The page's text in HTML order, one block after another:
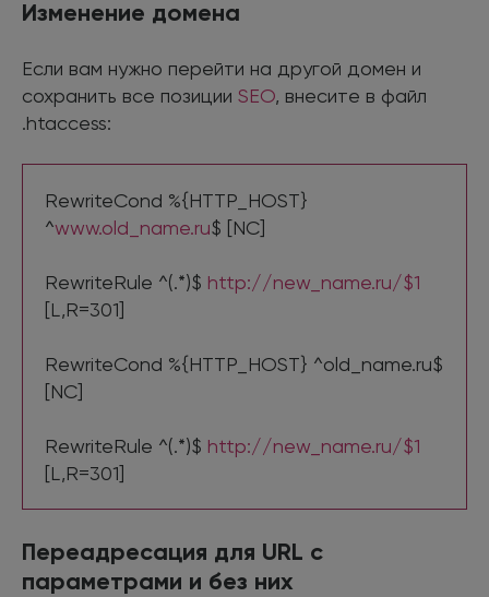
Изменение домена
Если вам нужно перейти на другой домен и
сохранить все позиции SEO, внесите в файл
.htaccess:
RewriteCond %{HTTP_HOST}
^www.old_name.ru$ [NC]
RewriteRule ^(.*)$ http://new_name.ru/$1
[L,R=301]
RewriteCond %{HTTP_HOST} ^old_name.ru$
[NC]
RewriteRule ^(.*)$ http://new_name.ru/$1
[L,R=301]
Переадресация для URL с
параметрами и без них